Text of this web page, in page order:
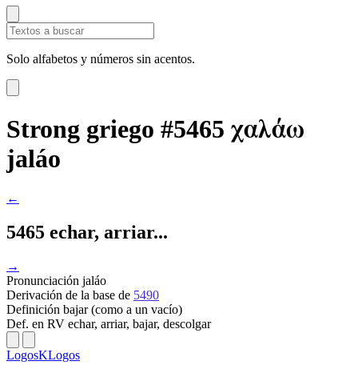
Solo alfabetos y números sin acentos.
Strong griego #5465 χαλάω
jaláo
←
5465 echar, arriar...
→
Pronunciación jaláo
Derivación de la base de 5490
Definición bajar (como a un vacío)
Def. en RV echar, arriar, bajar, descolgar
LogosKLogos